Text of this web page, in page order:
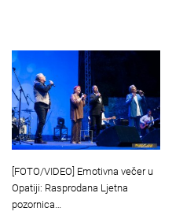
[FOTO/VIDEO] Emotivna večer u
Opatiji: Rasprodana Ljetna
pozornica…